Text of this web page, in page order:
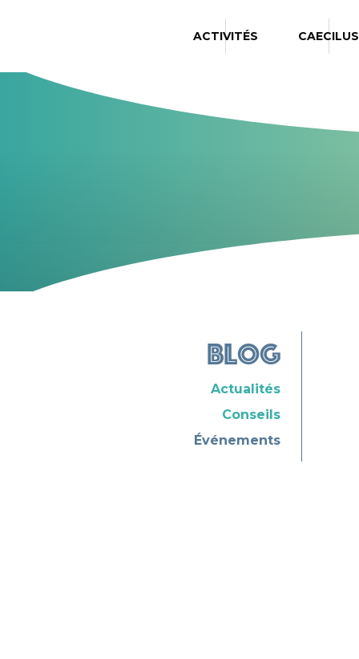
ACTIVITÉS CAECILUS
Blog
Actualités
Conseils
Événements